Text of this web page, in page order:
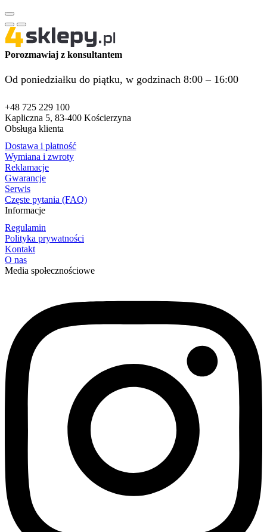
Porozmawiaj z konsultantem
Od poniedziałku do piątku, w godzinach 8:00 – 16:00
+48 725 229 100
Kapliczna 5, 83-400 Kościerzyna
Obsługa klienta
Dostawa i płatność
Wymiana i zwroty
Reklamacje
Gwarancje
Serwis
Częste pytania (FAQ)
Informacje
Regulamin
Polityka prywatności
Kontakt
O nas
Media społecznościowe